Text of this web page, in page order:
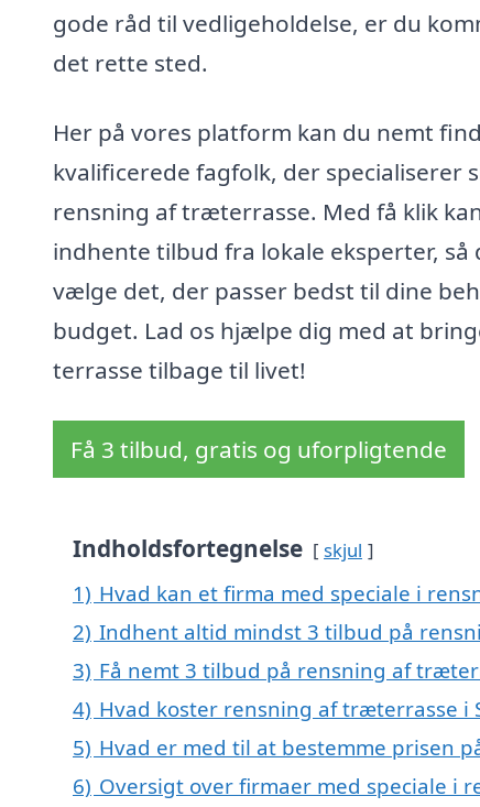
gode råd til vedligeholdelse, er du
det rette sted.
Her på vores platform kan du nemt
kvalificerede fagfolk, der specialiserer
rensning af træterrasse. Med få klik
indhente tilbud fra lokale eksperter, så
vælge det, der passer bedst til dine
budget. Lad os hjælpe dig med at
terrasse tilbage til livet!
Få 3 tilbud, gratis og uforpligtende
Indholdsfortegnelse skjul
1) Hvad kan et firma med speciale i
2) Indhent altid mindst 3 tilbud på
3) Få nemt 3 tilbud på rensning af
4) Hvad koster rensning af træterrasse i
5) Hvad er med til at bestemme prisen
6) Oversigt over firmaer med speciale i